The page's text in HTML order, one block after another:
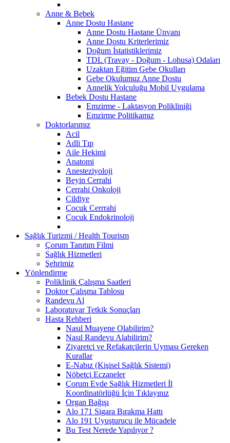
Anne & Bebek
Anne Dostu Hastane
Anne Dostu Hastane Ünvanı
Anne Dostu Kriterlerimiz
Doğum İstatistiklerimiz
TDL (Travay - Doğum - Lohusa) Odaları
Uzaktan Eğitim Gebe Okulları
Gebe Okulumuz Anne Dostu
Annelik Yolculuğu Mobil Uygulama
Bebek Dostu Hastane
Emzirme - Laktasyon Polikliniği
Emzirme Politikamız
Doktorlarımız
Acil
Adli Tıp
Aile Hekimi
Anatomi
Anesteziyoloji
Beyin Cerrahi
Cerrahi Onkoloji
Cildiye
Çocuk Cerrrahi
Çocuk Endokrinoloji
Sağlık Turizmi / Health Tourism
Çorum Tanıtım Filmi
Sağlık Hizmetleri
Şehrimiz
Yönlendirme
Poliklinik Çalışma Saatleri
Doktor Çalışma Tablosu
Randevu Al
Laboratuvar Tetkik Sonuçları
Hasta Rehberi
Nasıl Muayene Olabilirim?
Nasıl Randevu Alabilirim?
Ziyaretçi ve Refakatçilerin Uyması Gereken
Kurallar
E-Nabız (Kişisel Sağlık Sistemi)
Nöbetçi Eczaneler
Çorum Evde Sağlık Hizmetleri İl
Koordinatörlüğü İçin Tıklayınız
Organ Bağışı
Alo 171 Sigara Bırakma Hattı
Alo 191 Uyuşturucu ile Mücadele
Bu Test Nerede Yapılıyor ?